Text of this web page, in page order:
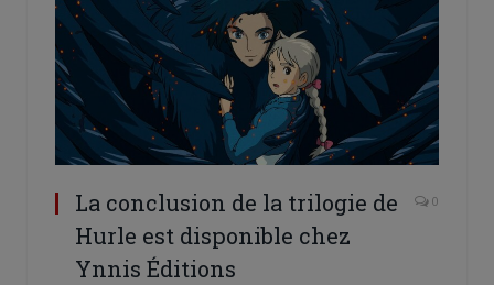
La conclusion de la trilogie de
Hurle est disponible chez
Ynnis Éditions
0